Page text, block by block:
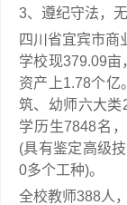
3、遵纪守法，
四川省宜宾市商
学校现379.09
资产上1.78个亿
筑、幼师六大类
学历生7848名
(具有鉴定高级
0多个工种)。
全校教师388人